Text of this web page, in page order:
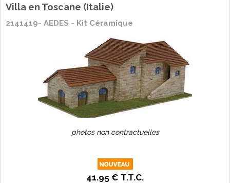
Villa en Toscane (Italie)
2141419- AEDES - Kit Céramique
photos non contractuelles
41.95 € T.T.C.